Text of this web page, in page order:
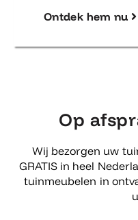
Ontdek hem nu
Op
Wij bezorgen uw
GRATIS in heel
tuinmeubelen in